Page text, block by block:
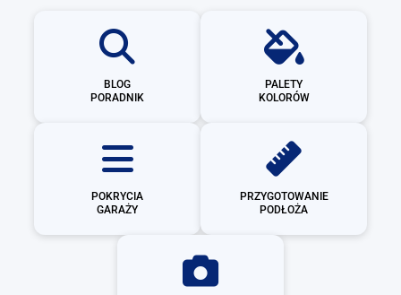
BLOG
PORADNIK
PALETY
KOLORÓW
POKRYCIA
GARAŻY
PRZYGOTOWANIE
PODŁOŻA